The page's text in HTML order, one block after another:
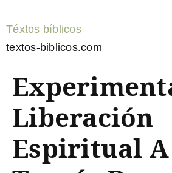
Téxtos bíblicos
textos-biblicos.com
Liberación
Espiritual A